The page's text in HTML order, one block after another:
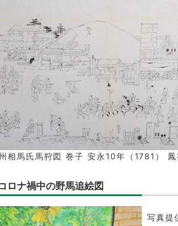
相馬氏馬狩図 巻子 安永10年（1781）
ロナ禍中の野馬追絵図
写真提